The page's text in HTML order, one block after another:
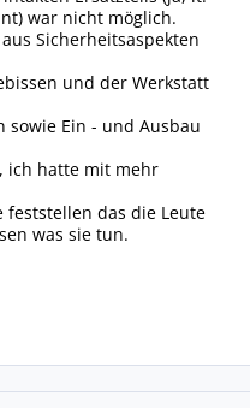
war nicht möglich.
Sicherheitsaspekten
und der Werkstatt
sowie Ein - und Ausbau
ich hatte mit mehr
das die Leute
was sie tun.